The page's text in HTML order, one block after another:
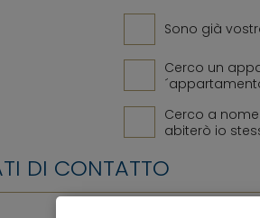
Sono già
Cerco un
Cerco a
abiterò io
DI CONTATTO